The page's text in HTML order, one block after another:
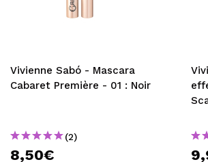
Vivienne Sabó - Mascara
Cabaret Première - 01 : Noir
(2)
8,50€